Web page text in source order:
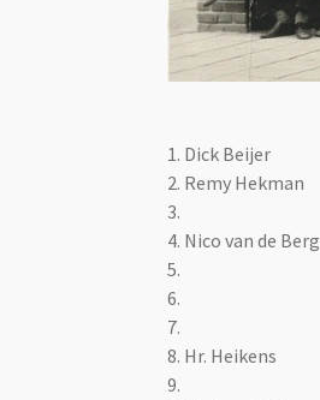
1. Dick Beijer
2. Remy Hekman
3.
4. Nico van de Berg
5.
6.
7.
8. Hr. Heikens
9.